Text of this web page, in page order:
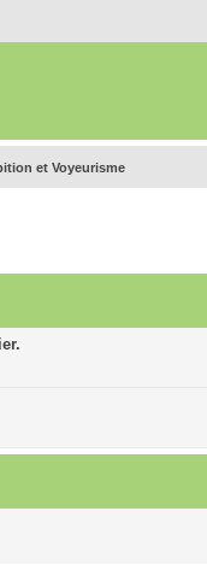
et Voyeurisme